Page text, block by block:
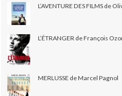
L’AVENTURE DES FILMS de
L’ÉTRANGER de François
MERLUSSE de Marcel Pagnol